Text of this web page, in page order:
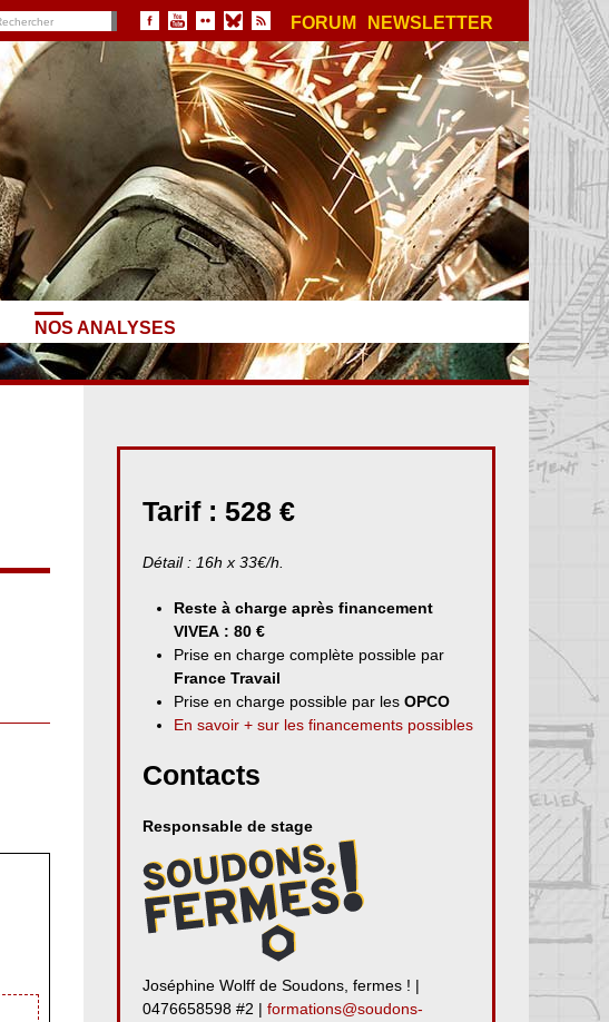
FORUM NEWSLETTER
NOS ANALYSES
Tarif : 528 €
Détail : 16h x 33€/h.
Reste à charge après financement
VIVEA : 80 €
Prise en charge complète possible par
France Travail
Prise en charge possible par lesOPCO
En savoir + sur les financements possibles
Contacts
Responsable de stage
Joséphine Wolff de Soudons, fermes ! |
0476658598 #2 | formations@soudons-